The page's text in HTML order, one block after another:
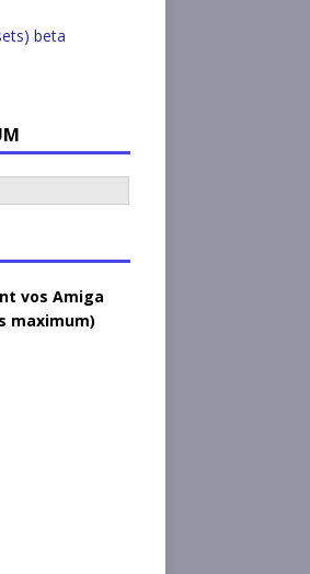
beta
vos Amiga
maximum)